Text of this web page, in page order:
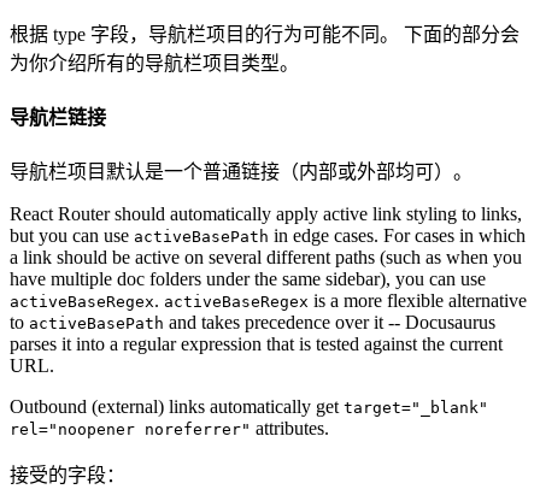
根据 type 字段，导航栏项目的行为可能不同。 下面的部分会
为你介绍所有的导航栏项目类型。
导航栏链接
导航栏项目默认是一个普通链接（内部或外部均可）。
React Router should automatically apply active link styling to links,
but you can use activeBasePath in edge cases. For cases in which
a link should be active on several different paths (such as when you
have multiple doc folders under the same sidebar), you can use
activeBaseRegex. activeBaseRegex is a more flexible alternative
to activeBasePath and takes precedence over it -- Docusaurus
parses it into a regular expression that is tested against the current
URL.
Outbound (external) links automatically get target="_blank"
rel="noopener noreferrer" attributes.
接受的字段：